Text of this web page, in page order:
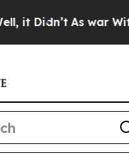
As war With